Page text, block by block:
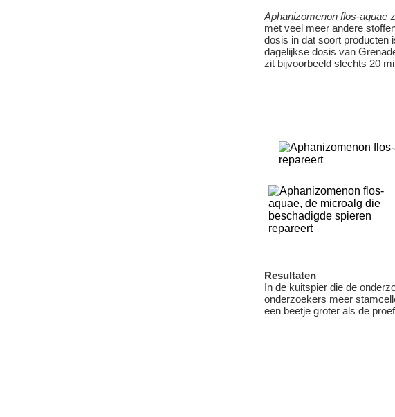
Aphanizomenon flos-aquae
met veel meer andere
dosis in dat soort producten
dagelijkse dosis van
zit bijvoorbeeld slechts 20
Resultaten
In de kuitspier die de
onderzoekers meer
een beetje groter als de